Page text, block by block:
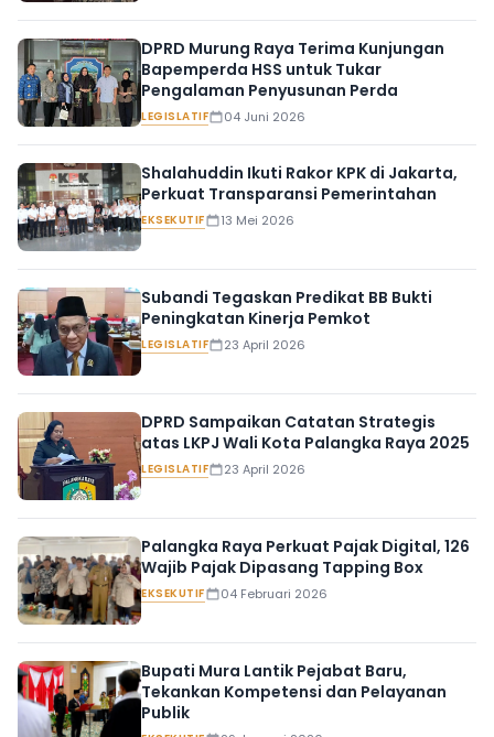
DPRD Murung Raya Terima Kunjungan
Bapemperda HSS untuk Tukar
Pengalaman Penyusunan Perda
LEGISLATIF 04 Juni 2026
Shalahuddin Ikuti Rakor KPK di Jakarta,
Perkuat Transparansi Pemerintahan
EKSEKUTIF 13 Mei 2026
Subandi Tegaskan Predikat BB Bukti
Peningkatan Kinerja Pemkot
LEGISLATIF 23 April 2026
DPRD Sampaikan Catatan Strategis
atas LKPJ Wali Kota Palangka Raya 2025
LEGISLATIF 23 April 2026
Palangka Raya Perkuat Pajak Digital, 126
Wajib Pajak Dipasang Tapping Box
EKSEKUTIF 04 Februari 2026
Bupati Mura Lantik Pejabat Baru,
Tekankan Kompetensi dan Pelayanan
Publik